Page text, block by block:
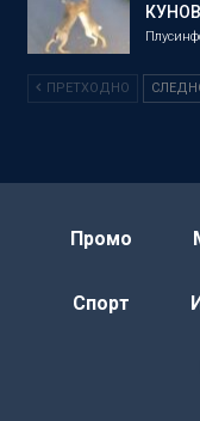
ПРЕТХОДНО
Промо
Спорт